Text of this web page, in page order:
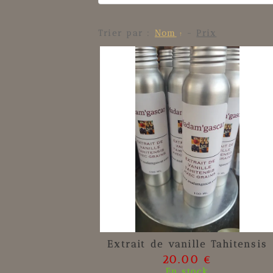
Trier par : Nom Prix
Extrait de vanille Tahitensis
20.00 €